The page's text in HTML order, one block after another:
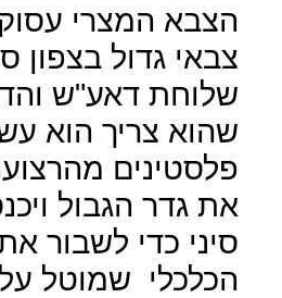
הצבא המצרי
צבאי גדול בצפון
שלוחת דאע"ש
שהוא צריך הוא
פלסטינים
את גדר הגבול
סיני כדי לשבור
הכלכלי שמוטל